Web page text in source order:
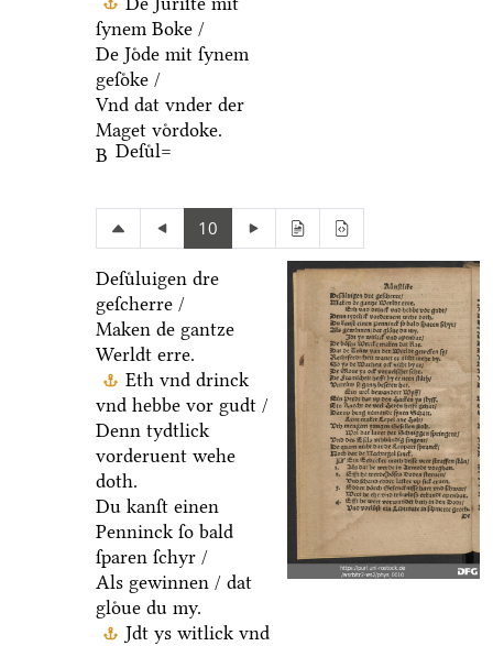
ſynem Boke /
De Joͤde mit ſynem
geſoͤke /
Vnd dat vnder der
Maget voͤrdoke.
B Deſuͤl=
10
Deſuͤluigen dre
geſcherre /
Maken de gantze
Werldt erre.
Eth vnd drinck
vnd hebbe vor gudt /
Denn tydtlick
vorderuent wehe
doth.
Du kanſt einen
Penninck ſo bald
ſparen ſchyr /
Als gewinnen / dat
gloͤue du my.
Jdt ys witlick vnd